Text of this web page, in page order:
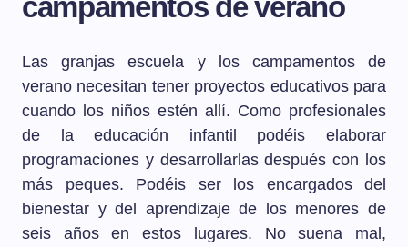
Las granjas escuela y los campamentos de
verano necesitan tener proyectos educativos para
cuando los niños estén allí. Como profesionales
de la educación infantil podéis elaborar
programaciones y desarrollarlas después con los
más peques. Podéis ser los encargados del
bienestar y del aprendizaje de los menores de
seis años en estos lugares. No suena mal,